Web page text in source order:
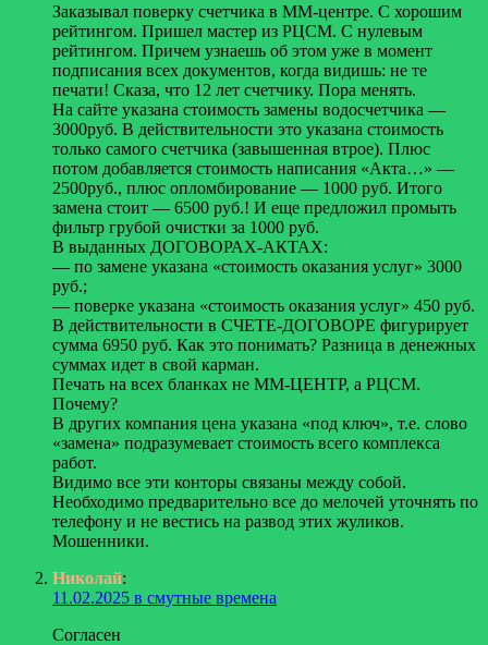
Заказывал поверку счетчика в ММ-центре. С хорошим
рейтингом. Пришел мастер из РЦСМ. С нулевым
рейтингом. Причем узнаешь об этом уже в момент
подписания всех документов, когда видишь: не те
печати! Сказа, что 12 лет счетчику. Пора менять.
На сайте указана стоимость замены водосчетчика —
3000руб. В действительности это указана стоимость
только самого счетчика (завышенная втрое). Плюс
потом добавляется стоимость написания «Акта…» —
2500руб., плюс опломбирование — 1000 руб. Итого
замена стоит — 6500 руб.! И еще предложил промыть
фильтр грубой очистки за 1000 руб.
В выданных ДОГОВОРАХ-АКТАХ:
— по замене указана «стоимость оказания услуг» 3000
руб.;
— поверке указана «стоимость оказания услуг» 450 руб.
В действительности в СЧЕТЕ-ДОГОВОРЕ фигурирует
сумма 6950 руб. Как это понимать? Разница в денежных
суммах идет в свой карман.
Печать на всех бланках не ММ-ЦЕНТР, а РЦСМ.
Почему?
В других компания цена указана «под ключ», т.е. слово
«замена» подразумевает стоимость всего комплекса
работ.
Видимо все эти конторы связаны между собой.
Необходимо предварительно все до мелочей уточнять по
телефону и не вестись на развод этих жуликов.
Мошенники.
Николай:
11.02.2025 в смутные времена
Согласен